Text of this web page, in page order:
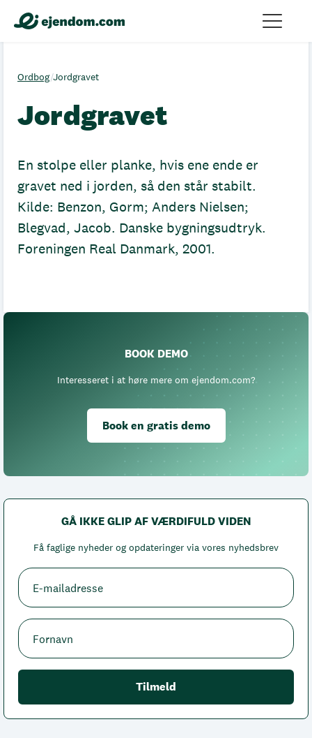
Ordbog/Jordgravet
Jordgravet
En stolpe eller planke, hvis ene ende er
gravet ned i jorden, så den står stabilt.
Kilde: Benzon, Gorm; Anders Nielsen;
Blegvad, Jacob. Danske bygningsudtryk.
Foreningen Real Danmark, 2001.
BOOK DEMO
Interesseret i at høre mere om ejendom.com?
Book en gratis demo
GÅ IKKE GLIP AF VÆRDIFULD VIDEN
Få faglige nyheder og opdateringer via vores nyhedsbrev